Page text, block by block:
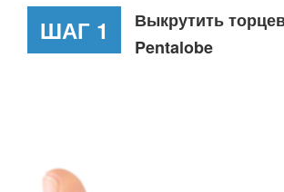
ШАГ 1
Выкрутить
Pentalobe